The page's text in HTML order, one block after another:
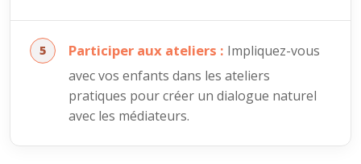
Participer aux ateliers : Impliquez-vous
avec vos enfants dans les ateliers
pratiques pour créer un dialogue naturel
avec les médiateurs.